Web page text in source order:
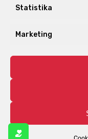
Statistika
Marketing
© Aro | Vse pravice